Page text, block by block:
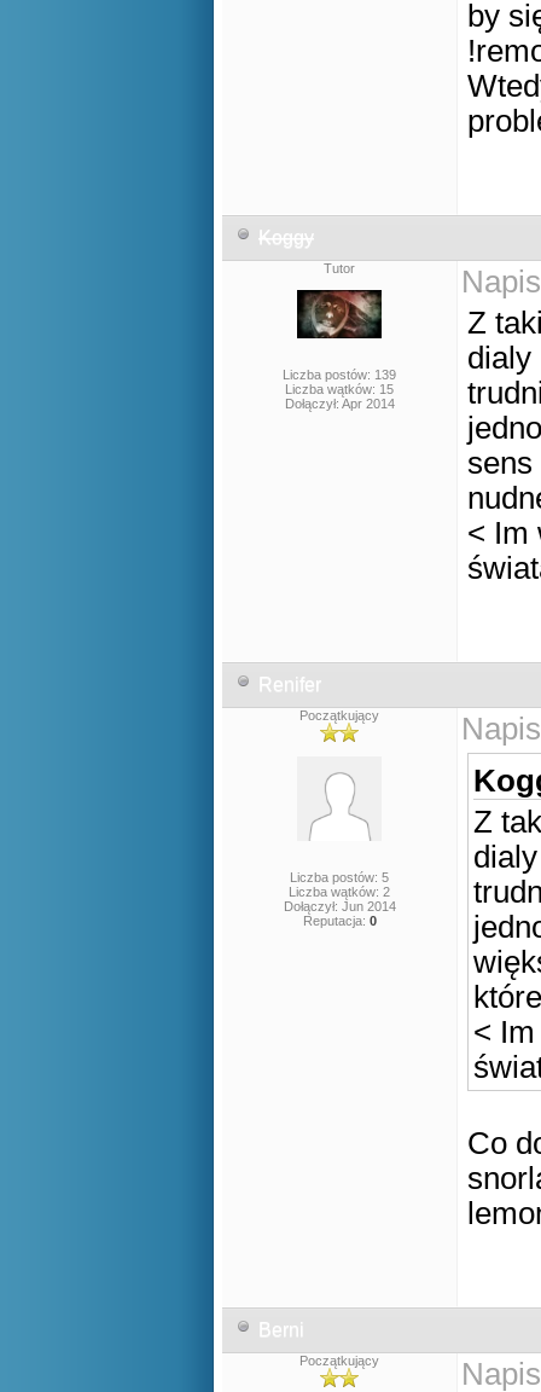
by
Koggy
Tutor
Liczba postów: 139
Liczba wątków: 15
Dołączył: Apr 2014
Z
dialy
sens
< Im
Renifer
Początkujący
Liczba postów: 5
Liczba wątków: 2
Dołączył: Jun 2014
Reputacja: 0
Z
<
Co
Berni
Początkujący